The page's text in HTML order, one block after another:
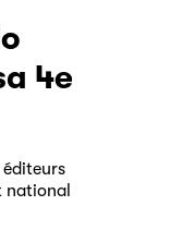
4e
éditeurs
national